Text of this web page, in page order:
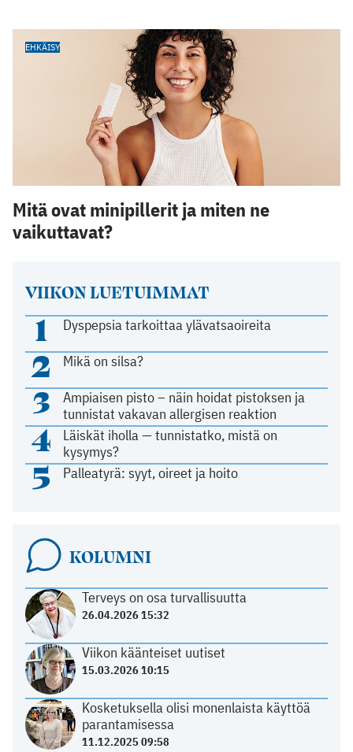
VIIKON LUETUIMMAT
1 Dyspepsia tarkoittaa ylävatsaoireita
2 Mikä on silsa?
3
Ampiaisen pisto – näin hoidat pistoksen ja
tunnistat vakavan allergisen reaktion
4
Läiskät iholla — tunnistatko, mistä on
kysymys?
5 Palleatyrä: syyt, oireet ja hoito
KOLUMNI
Terveys on osa turvallisuutta
26.04.2026 15:32
Viikon käänteiset uutiset
15.03.2026 10:15
Kosketuksella olisi monenlaista käyttöä
parantamisessa
11.12.2025 09:58
EHKÄISY
Mitä ovat minipillerit ja miten ne
vaikuttavat?